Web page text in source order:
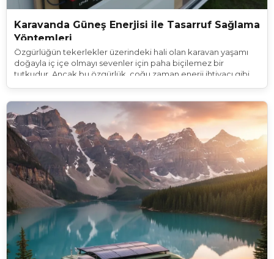
Karavanda Güneş Enerjisi ile Tasarruf Sağlama
Yöntemleri
Özgürlüğün tekerlekler üzerindeki hali olan karavan yaşamı
doğayla iç içe olmayı sevenler için paha biçilemez bir
tutkudur. Ancak bu özgürlük, çoğu zaman enerji ihtiyacı gibi
doğanın sesini bastırmak, hayal edilen o bağımsızlık fikrine ters
düşer. Bu aşamadaysa gökyüzündeki sonsuz kaynağı
kullanmak hem bütçeniz hem de doğa için atılacak en akıllıca
adımdır. Doğru kurgulanmış bir stratejiyle karavanda güneş
enerjisi tasarrufu sağlamak seyahat maliyetlerinizi ciddi oranda
düşürürken rotanızı elektrik prizlerine göre değil manzaraya
göre çizmenize olanak tanır.